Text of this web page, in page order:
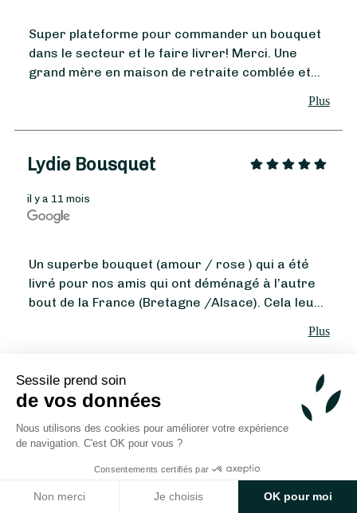
Sessile prend soin
de vos données
Nous utilisons des cookies pour améliorer votre expérience
de navigation. C'est OK pour vous ?
Consentements certifiés par
Non merci Je choisis OK pour moi
À partir de42€ - Personnaliser
Super plateforme pour commander un bouquet
dans le secteur et le faire livrer! Merci. Une
grand mère en maison de retraite comblée et
Plus
Lydie Bousquet
il y a 11 mois
Un superbe bouquet (amour / rose ) qui a été
livré pour nos amis qui ont déménagé à l’autre
bout de la France (Bretagne /Alsace). Cela leur
Plus
1 - 3 sur 52 avis
Vous souhaitez trouver un autre fleuriste, autour de